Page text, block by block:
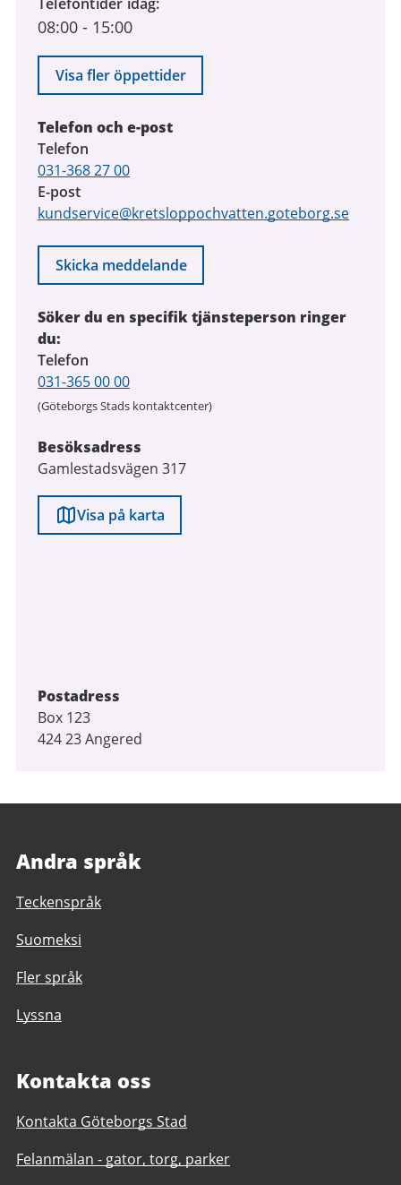
08:00 - 15:00
Visa fler öppettider
Telefon och e-post
Telefon
031-368 27 00
E-post
kundservice@kretsloppochvatten.goteborg.se
Skicka meddelande
Söker du en specifik tjänsteperson ringer
du:
Telefon
031-365 00 00
(Göteborgs Stads kontaktcenter)
Besöksadress
Gamlestadsvägen 317
Visa på karta
Postadress
Box 123
424 23 Angered
Andra språk
Teckenspråk
Suomeksi
Fler språk
Lyssna
Kontakta oss
Kontakta Göteborgs Stad
Felanmälan - gator, torg, parker